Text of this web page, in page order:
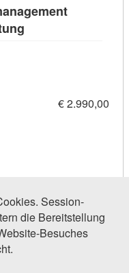
€ 2.990,00
Session-
die Bereitstellung
Besuches